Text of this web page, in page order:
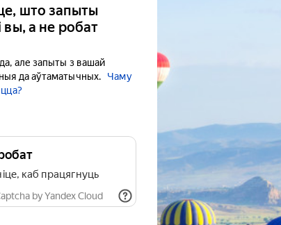
што запыты
вы, а не робат
але запыты з вашай
да аўтаматычных.
Чаму
каб працягнуць
by Yandex Cloud